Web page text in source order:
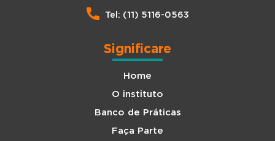
Tel: (11) 5116-0563
Significare
Home
O instituto
Banco de Práticas
Faça Parte